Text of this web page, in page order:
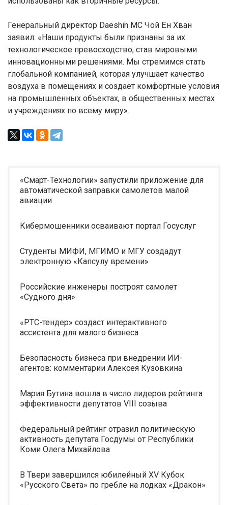
Генеральный директор Daeshin MC Чой Ён Хван
заявил: «Наши продукты были признаны за их
технологическое превосходство, став мировыми
инновационными решениями. Мы стремимся стать
глобальной компанией, которая улучшает качество
воздуха в помещениях и создает комфортные условия
на промышленных объектах, в общественных местах
и учреждениях по всему миру».
«Смарт-Технологии» запустили приложение для
автоматической заправки самолетов малой
авиации
Кибермошенники осваивают портал Госуслуг
Студенты МИФИ, МГИМО и МГУ создадут
электронную «Капсулу времени»
Российские инженеры построят самолет
«Судного дня»
«РТС-тендер» создаст интерактивного
ассистента для малого бизнеса
Безопасность бизнеса при внедрении ИИ-
агентов: комментарии Алексея Кузовкина
Мария Бутина вошла в число лидеров рейтинга
эффективности депутатов VIII созыва
Федеральный рейтинг отразил политическую
активность депутата Госдумы от Республики
Коми Олега Михайлова
В Твери завершился юбилейный XV Кубок
«Русского Света» по гребле на лодках «Дракон»